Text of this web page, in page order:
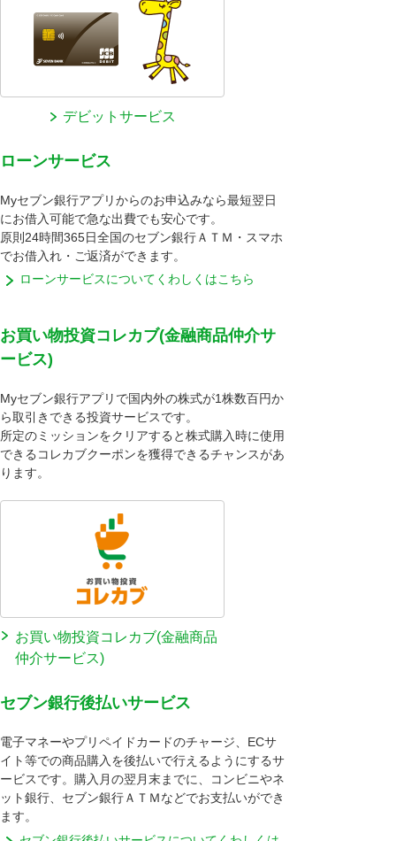
デビットサービス
ローンサービス
Myセブン銀行アプリからのお申込みなら最短翌日
にお借入可能で急な出費でも安心です。
原則24時間365日全国のセブン銀行ＡＴＭ・スマホ
でお借入れ・ご返済ができます。
ローンサービスについてくわしくはこちら
お買い物投資コレカブ(金融商品仲介サ
ービス)
Myセブン銀行アプリで国内外の株式が1株数百円か
ら取引きできる投資サービスです。
所定のミッションをクリアすると株式購入時に使用
できるコレカブクーポンを獲得できるチャンスがあ
ります。
お買い物投資コレカブ(金融商品
仲介サービス)
セブン銀行後払いサービス
電子マネーやプリペイドカードのチャージ、ECサ
イト等での商品購入を後払いで行えるようにするサ
ービスです。購入月の翌月末までに、コンビニやネ
ット銀行、セブン銀行ＡＴＭなどでお支払いができ
ます。